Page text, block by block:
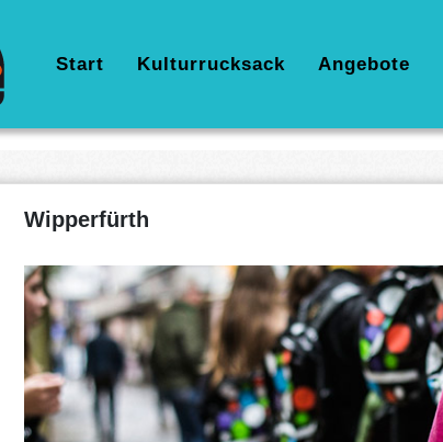
Hauptnavigation
Start Kulturrucksack Angebote
Wipperfürth